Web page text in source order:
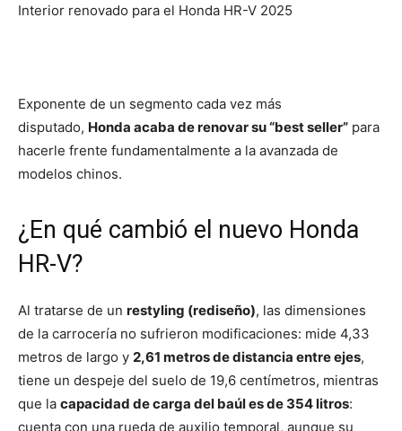
Interior renovado para el Honda HR-V 2025
Exponente de un segmento cada vez más
disputado, Honda acaba de renovar su “best seller” para
hacerle frente fundamentalmente a la avanzada de
modelos chinos.
¿En qué cambió el nuevo Honda
HR-V?
Al tratarse de un restyling (rediseño), las dimensiones
de la carrocería no sufrieron modificaciones: mide 4,33
metros de largo y 2,61 metros de distancia entre ejes,
tiene un despeje del suelo de 19,6 centímetros, mientras
que la capacidad de carga del baúl es de 354 litros:
cuenta con una rueda de auxilio temporal, aunque su